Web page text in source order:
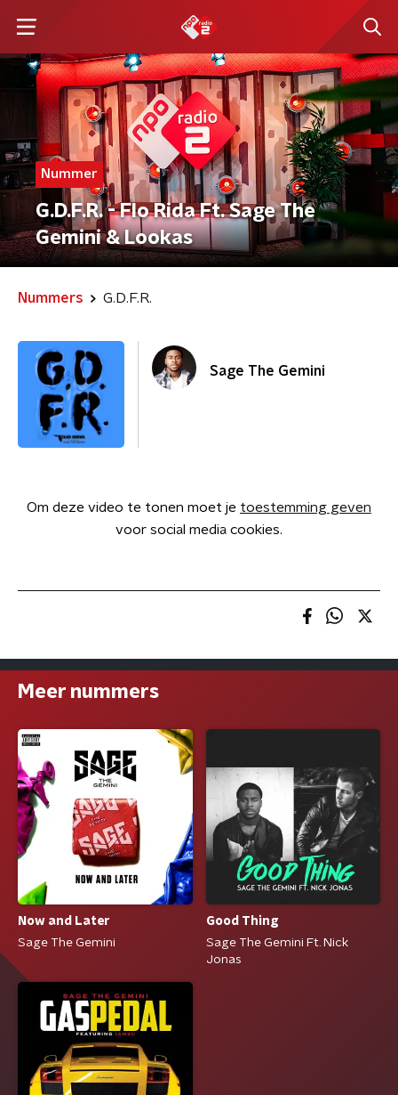
Nummer
G.D.F.R. - Flo Rida Ft. Sage The
Gemini & Lookas
Nummers G.D.F.R.
Sage The Gemini
Om deze video te tonen moet je toestemming geven
voor social media cookies.
Meer nummers
Now and Later
Sage The Gemini
Good Thing
Sage The Gemini Ft. Nick
Jonas